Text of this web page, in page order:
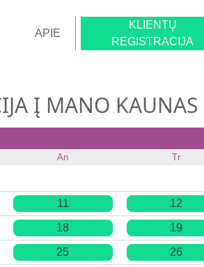
APIE
KLIENTŲ
REGISTRACIJA
Į MANO KAUNAS
An Tr
11 12
18 19
25 26